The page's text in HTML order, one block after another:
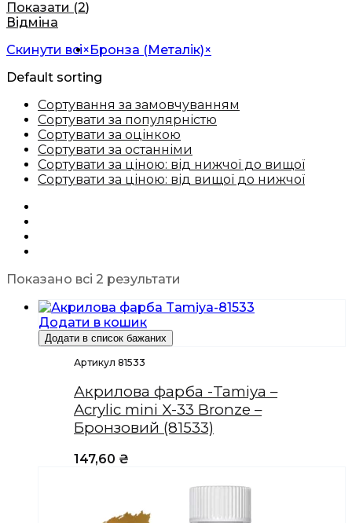
Показати (2)
Відміна
Скинути всі×Бронза (Металік)×
Default sorting
Сортування за замовчуванням
Сортувати за популярністю
Сортувати за оцінкою
Сортувати за останніми
Сортувати за ціною: від нижчої до вищої
Сортувати за ціною: від вищої до нижчої
Показано всі 2 результати
Додати в кошик
Додати в список бажаних
Артикул 81533
Акрилова фарба -Tamiya –
Acrylic mini X-33 Bronze –
Бронзовий (81533)
147,60 ₴